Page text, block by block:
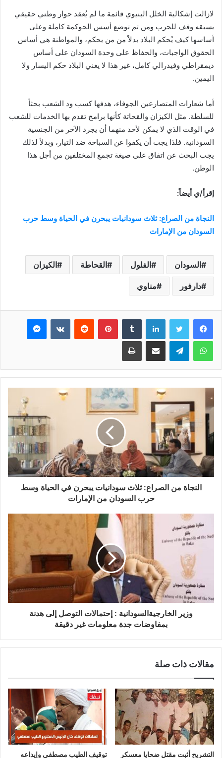
لازالت إشكالية الخلل البنيوي قائمة ما لم يُعقد حوار وطني حقيقي
يسبقه وقف للحرب ومن ثم توضع أسس الحوكمة كاملة وعلى
أساسها كيف يُحكم البلاد بدلاً من من يحكم، والمواطنة هي أساس
الحقوق الواجبات، والحفاظ على وحدة السودان على أساس
ديمقراطي وفيدرالي كامل، غير هذا لا يغني البلاد حكم اليسار ولا
اليمين.
أما شعارات المتصارعين الجوفاء، هدفها كسب ود الشعب بحثاً
للسلطة. مثل الكيزان والقحاتة كأنها برامج تقدم بها الخدمات للشعب
في الوقت الذي لا يمكن لأحد منهما أن يجرد الآخر من الجنسية
السودانية. فلذا يجب أن يكفوا عن السباحة ضد التيار، وبدلاً لذلك
يجب البحث عن اتفاق على صيغة تجمع المختلفين من أجل هذا
الوطن.
إقرأ/ي أيضاً:
النجاة من الصراع: ثلاث سودانيات يبحرن في الحياة وسط حرب
السودان من الإمارات
السودان الفلول القحاطة الكيزان
دارفور مناوي
فيسبوك تويتر لينكدإن بينتيريست ماسنجر
واتساب تيلقرام مشاركة عبر البريد طباعة
النجاة من الصراع: ثلاث سودانيات يبحرن في الحياة وسط
حرب السودان من الإمارات
وزير الخارجيةالسودانية : إحتمالات التوصل إلى هدنة
بمفاوضات جدة معلومات غير دقيقة
مقالات ذات صلة
التشريح أثبت مقتل ضحايا معسكر
توقيف الطيب مصطفى وإيداعه